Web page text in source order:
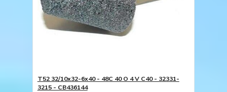
T52 32/10x32-6x40 - 48C 40 O 4 V C40 - 32331-
3215 - CB436144